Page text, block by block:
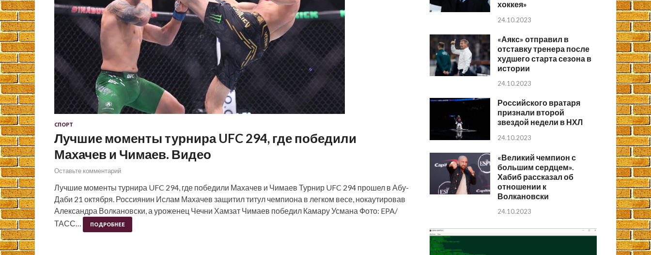
СПОРТ
Лучшие моменты турнира UFC 294, где победили
Махачев и Чимаев. Видео
Оставьте комментарий
Лучшие моменты турнира UFC 294, где победили Махачев и Чимаев Турнир UFC 294 прошел в Абу-
Даби 21 октября. Россиянин Ислам Махачев защитил титул чемпиона в легком весе, нокаутировав
Александра Волкановски, а уроженец Чечни Хамзат Чимаев победил Камару Усмана Фото: EPA/
ТАСС…
ПОДРОБНЕЕ
хоккея»
24.10.2023
«Аякс» отправил в
отставку тренера после
худшего старта сезона в
истории
24.10.2023
Российского вратаря
признали второй
звездой недели в НХЛ
24.10.2023
«Великий чемпион с
большим сердцем».
Хабиб рассказал об
отношении к
Волкановски
24.10.2023